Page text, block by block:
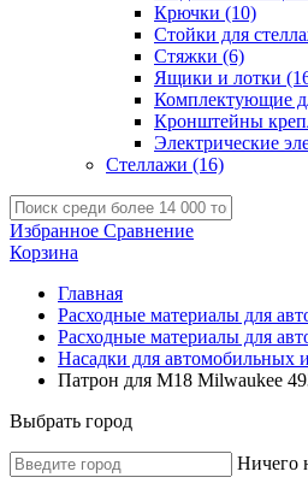
Крючки (10)
Стойки для
Стяжки (6)
Ящики и лотки
Комплектующие
Кронштейны
Электрические
Стеллажи (16)
Избранное Сравнение
Корзина
Главная
Расходные материалы для
Расходные материалы для
Насадки для автомобильных
Патрон для M18 Milwaukee
Выбрать город
Ничего